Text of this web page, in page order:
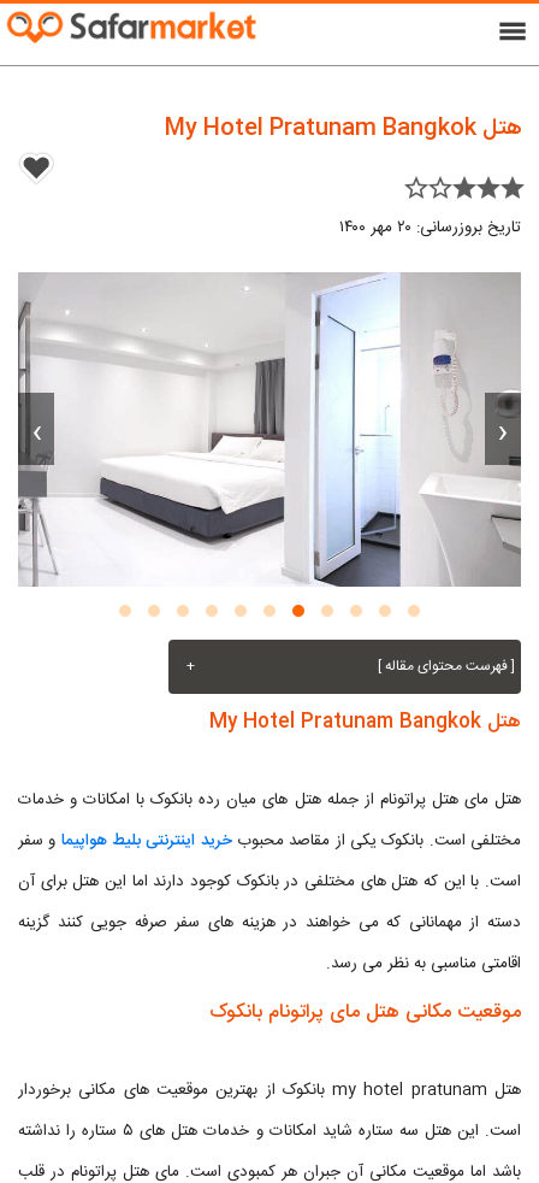
menu
هتل My Hotel Pratunam Bangkok
star_border star_border star star star
تاریخ بروزرسانی: ۲۰ مهر ۱۴۰۰
‹
›
[ فهرست محتوای مقاله ] +
هتل My Hotel Pratunam Bangkok
هتل مای هتل پراتونام از جمله هتل های میان رده بانکوک با امکانات و خدمات
مختلفی است. بانکوک یکی از مقاصد محبوبخرید اینترنتی بلیط هواپیما و سفر
است. با این که هتل های مختلفی در بانکوک کوجود دارند اما این هتل برای آن
دسته از مهمانانی که می خواهند در هزینه های سفر صرفه جویی کنند گزینه
اقامتی مناسبی به نظر می رسد.
موقعیت مکانی هتل مای پراتونام بانکوک
هتل my hotel pratunam بانکوک از بهترین موقعیت های مکانی برخوردار
است. این هتل سه ستاره شاید امکانات و خدمات هتل های ۵ ستاره را نداشته
باشد اما موقعیت مکانی آن جبران هر کمبودی است. مای هتل پراتونام در قلب